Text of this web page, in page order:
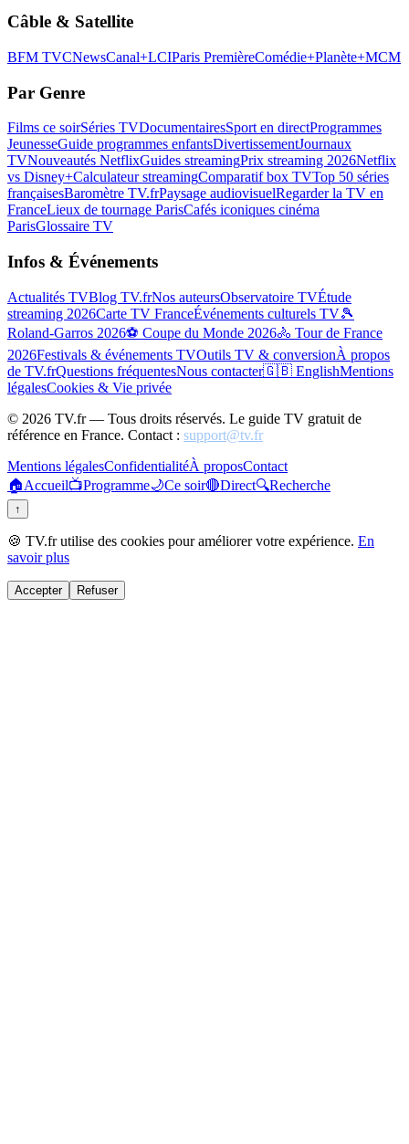
Câble & Satellite
BFM TVCNewsCanal+LCIParis PremièreComédie+Planète+MCM
Par Genre
Films ce soirSéries TVDocumentairesSport en directProgrammes
JeunesseGuide programmes enfantsDivertissementJournaux
TVNouveautés NetflixGuides streamingPrix streaming 2026Netflix
vs Disney+Calculateur streamingComparatif box TVTop 50 séries
françaisesBaromètre TV.frPaysage audiovisuelRegarder la TV en
FranceLieux de tournage ParisCafés iconiques cinéma
ParisGlossaire TV
Infos & Événements
Actualités TVBlog TV.frNos auteursObservatoire TVÉtude
streaming 2026Carte TV FranceÉvénements culturels TV🎾
Roland-Garros 2026⚽ Coupe du Monde 2026🚴 Tour de France
2026Festivals & événements TVOutils TV & conversionÀ propos
de TV.frQuestions fréquentesNous contacter🇬🇧 EnglishMentions
légalesCookies & Vie privée
© 2026 TV.fr — Tous droits réservés. Le guide TV gratuit de
référence en France. Contact : support@tv.fr
Mentions légalesConfidentialitéÀ proposContact
🏠Accueil📺Programme🌙Ce soir🔴Direct🔍Recherche
↑
🍪 TV.fr utilise des cookies pour améliorer votre expérience. En
savoir plus
Accepter Refuser